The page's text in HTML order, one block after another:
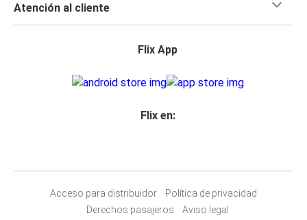
Atención al cliente
Flix App
Flix en:
Acceso para distribuidor
Política de privacidad
Derechos pasajeros
Aviso legal